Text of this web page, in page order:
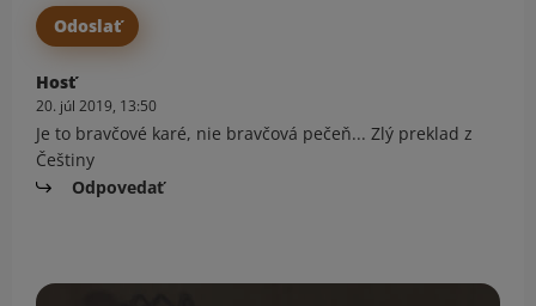
Hosť
20. júl 2019, 13:50
Je to bravčové karé, nie bravčová pečeň... Zlý preklad z
Češtiny
Odpovedať